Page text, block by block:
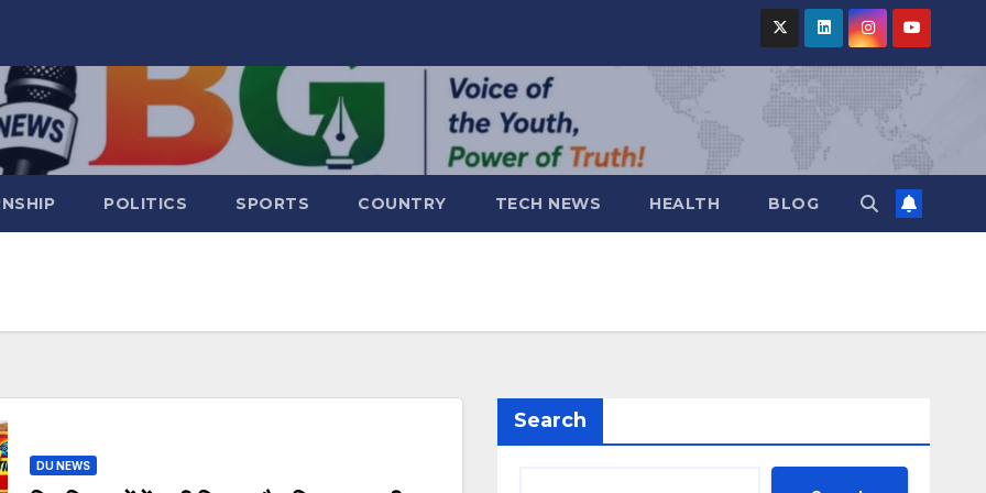
POLITICS SPORTS COUNTRY TECH NEWS HEALTH BLOG
DU NEWS
Search